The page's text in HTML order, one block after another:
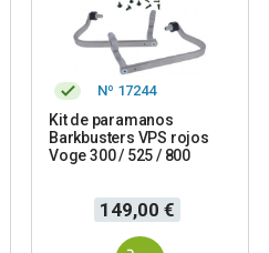
Nº 17244
Kit de paramanos
Barkbusters VPS rojos
Voge 300 / 525 / 800
Precio
149,00 €